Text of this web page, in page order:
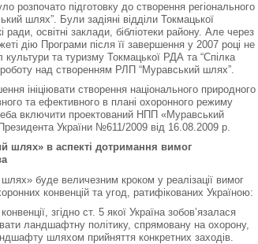
розпочато підготовку до створення регіонального
шлях”. Були задіяні відділи Токмацької
ради, освітні заклади, бібліотеки району. Але через
дію Програми після її завершення у 2007 році не
та туризму Токмацької РДА та “Спілка
над створенням РЛП “Муравський шлях”.
ініціювати створення національного природного
та ефективного в плані охоронного режиму
включити проектований НПП «Муравський
України №611/2009 від 16.08.2009 р.
шлях» в аспекті дотримання вимог
буде величезним кроком у реалізації вимог
конвенцій та угод, ратифікованих Україною:
згідно ст. 5 якої Україна зобов’язалася
ландшафтну політику, спрямовану на охорону,
шляхом прийняття конкретних заходів.